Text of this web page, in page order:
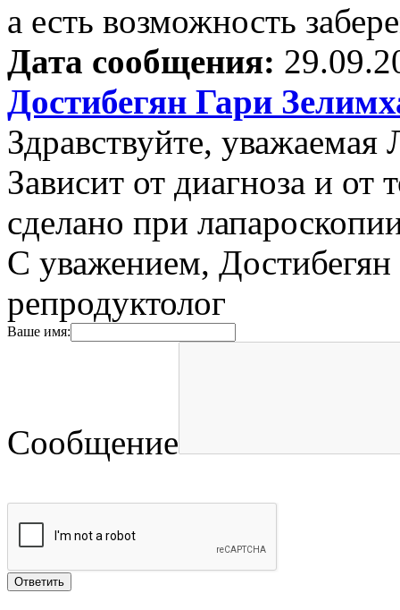
а есть возможность
Дата сообщения:
Достибегян Гари
Здравствуйте,
Зависит от диагноза и от
сделано при
С уважением,
репродуктолог
Ваше имя:
Сообщение